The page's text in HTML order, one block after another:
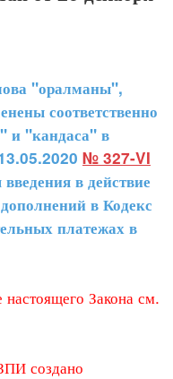
"оралманы",
соответственно
и "кандаса" в
№ 327-VI
в действие
в Кодекс
платежах в
Закона см.
создано